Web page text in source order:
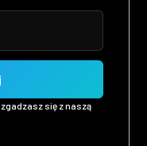
się z naszą